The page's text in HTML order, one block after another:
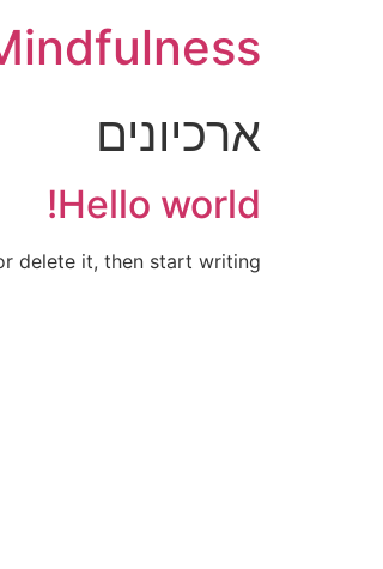
ארכיונים
Hello world!
delete it, then start writing!